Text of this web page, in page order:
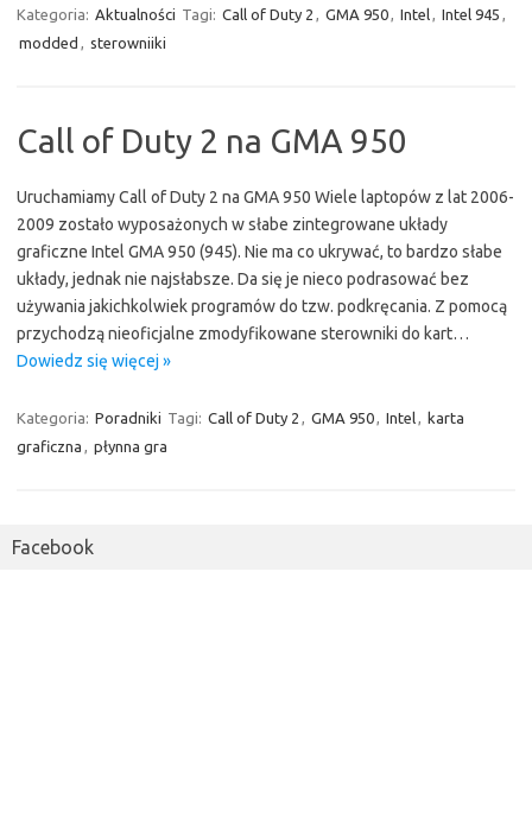
Kategoria: Aktualności Tagi: Call of Duty 2 GMA 950 Intel Intel 945
modded
sterowniiki
Call of Duty 2 na GMA 950
Uruchamiamy Call of Duty 2 na GMA 950 Wiele laptopów z lat 2006-
2009 zostało wyposażonych w słabe zintegrowane układy
graficzne Intel GMA 950 (945). Nie ma co ukrywać, to bardzo słabe
układy, jednak nie najsłabsze. Da się je nieco podrasować bez
używania jakichkolwiek programów do tzw. podkręcania. Z pomocą
przychodzą nieoficjalne zmodyfikowane sterowniki do kart…
Dowiedz się więcej »
Kategoria: Poradniki Tagi: Call of Duty 2 GMA 950 Intel
karta
graficzna
płynna gra
Facebook